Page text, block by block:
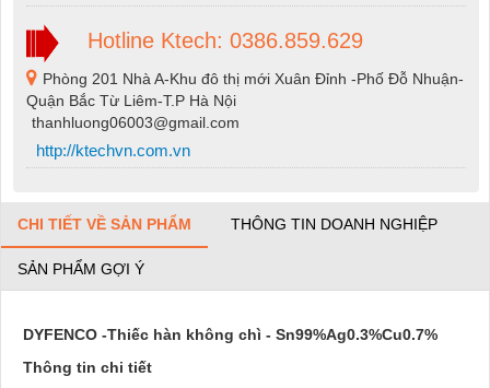
Hotline Ktech: 0386.859.629
Phòng 201 Nhà A-Khu đô thị mới Xuân Đỉnh -Phố Đỗ Nhuận-
Quận Bắc Từ Liêm-T.P Hà Nội
thanhluong06003@gmail.com
http://ktechvn.com.vn
CHI TIẾT VỀ SẢN PHẨM THÔNG TIN DOANH NGHIỆP
SẢN PHẨM GỢI Ý
DYFENCO -Thiếc hàn không chì - Sn99%Ag0.3%Cu0.7%
Thông tin chi tiết